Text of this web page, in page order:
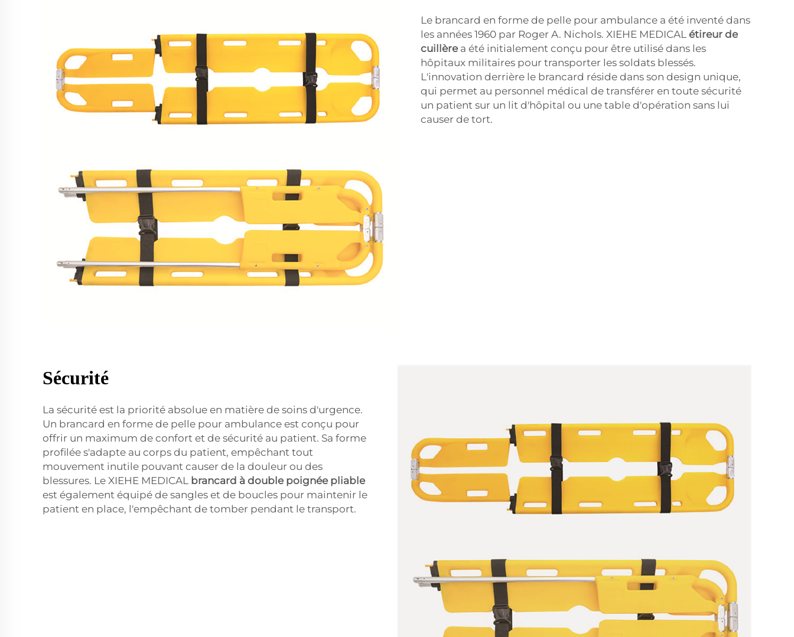
Le brancard en forme de pelle pour ambulance a été inventé dans
les années 1960 par Roger A. Nichols. XIEHE MEDICAL étireur de
cuillère a été initialement conçu pour être utilisé dans les
hôpitaux militaires pour transporter les soldats blessés.
L'innovation derrière le brancard réside dans son design unique,
qui permet au personnel médical de transférer en toute sécurité
un patient sur un lit d'hôpital ou une table d'opération sans lui
causer de tort.
Sécurité
La sécurité est la priorité absolue en matière de soins d'urgence.
Un brancard en forme de pelle pour ambulance est conçu pour
offrir un maximum de confort et de sécurité au patient. Sa forme
profilée s'adapte au corps du patient, empêchant tout
mouvement inutile pouvant causer de la douleur ou des
blessures. Le XIEHE MEDICAL brancard à double poignée pliable
est également équipé de sangles et de boucles pour maintenir le
patient en place, l'empêchant de tomber pendant le transport.